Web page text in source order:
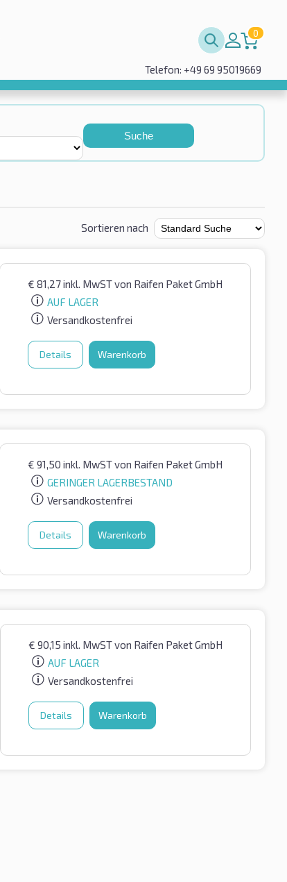
0
Telefon: +49 69 95019669
Suche
Sortieren nach
€ 81,27inkl. MwSTvon Raifen Paket GmbH
AUF LAGER
Versandkostenfrei
Details Warenkorb
€ 91,50 inkl. MwSTvon Raifen Paket GmbH
GERINGER LAGERBESTAND
Versandkostenfrei
Details Warenkorb
€ 90,15 inkl. MwSTvon Raifen Paket GmbH
AUF LAGER
Versandkostenfrei
Details Warenkorb